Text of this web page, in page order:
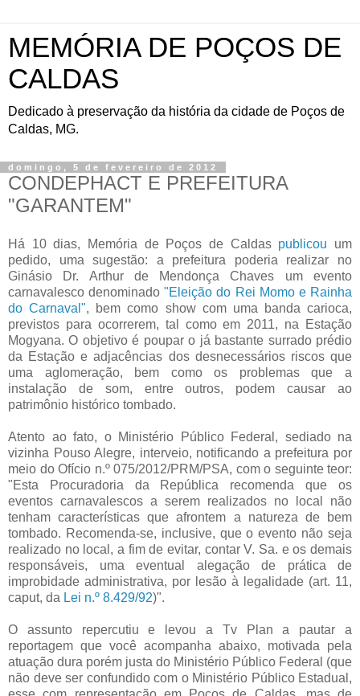
MEMÓRIA DE POÇOS DE
CALDAS
Dedicado à preservação da história da cidade de Poços de
Caldas, MG.
domingo, 5 de fevereiro de 2012
CONDEPHACT E PREFEITURA
"GARANTEM"
Há 10 dias, Memória de Poços de Caldas publicou um
pedido, uma sugestão: a prefeitura poderia realizar no
Ginásio Dr. Arthur de Mendonça Chaves um evento
carnavalesco denominado"Eleição do Rei Momo e Rainha
do Carnaval", bem como show com uma banda carioca,
previstos para ocorrerem, tal como em 2011, na Estação
Mogyana. O objetivo é poupar o já bastante surrado prédio
da Estação e adjacências dos desnecessários riscos que
uma aglomeração, bem como os problemas que a
instalação de som, entre outros, podem causar ao
patrimônio histórico tombado.
Atento ao fato, o Ministério Público Federal, sediado na
vizinha Pouso Alegre, interveio, notificando a prefeitura por
meio do Ofício n.º 075/2012/PRM/PSA, com o seguinte teor:
"Esta Procuradoria da República recomenda que os
eventos carnavalescos a serem realizados no local não
tenham características que afrontem a natureza de bem
tombado. Recomenda-se, inclusive, que o evento não seja
realizado no local, a fim de evitar, contar V. Sa. e os demais
responsáveis, uma eventual alegação de prática de
improbidade administrativa, por lesão à legalidade (art. 11,
caput, da Lei n.º 8.429/92)".
O assunto repercutiu e levou a Tv Plan a pautar a
reportagem que você acompanha abaixo, motivada pela
atuação dura porém justa do Ministério Público Federal (que
não deve ser confundido com o Ministério Público Estadual,